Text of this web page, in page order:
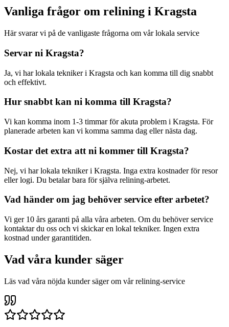
Vanliga frågor om relining i Kragsta
Här svarar vi på de vanligaste frågorna om vår lokala service
Servar ni Kragsta?
Ja, vi har lokala tekniker i Kragsta och kan komma till dig snabbt
och effektivt.
Hur snabbt kan ni komma till Kragsta?
Vi kan komma inom 1-3 timmar för akuta problem i Kragsta. För
planerade arbeten kan vi komma samma dag eller nästa dag.
Kostar det extra att ni kommer till Kragsta?
Nej, vi har lokala tekniker i Kragsta. Inga extra kostnader för resor
eller logi. Du betalar bara för själva relining-arbetet.
Vad händer om jag behöver service efter arbetet?
Vi ger 10 års garanti på alla våra arbeten. Om du behöver service
kontaktar du oss och vi skickar en lokal tekniker. Ingen extra
kostnad under garantitiden.
Vad våra kunder säger
Läs vad våra nöjda kunder säger om vår relining-service